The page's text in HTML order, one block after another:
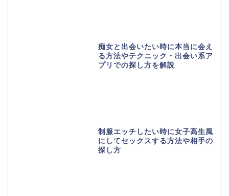
痴女と出会いたい時に本当に会え
る方法やテクニック・出会い系ア
プリでの探し方を解説
制服エッチしたい時に女子高生風
にしてセックスする方法や相手の
探し方